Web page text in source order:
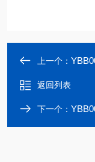
上一个：
返回列表
下一个：